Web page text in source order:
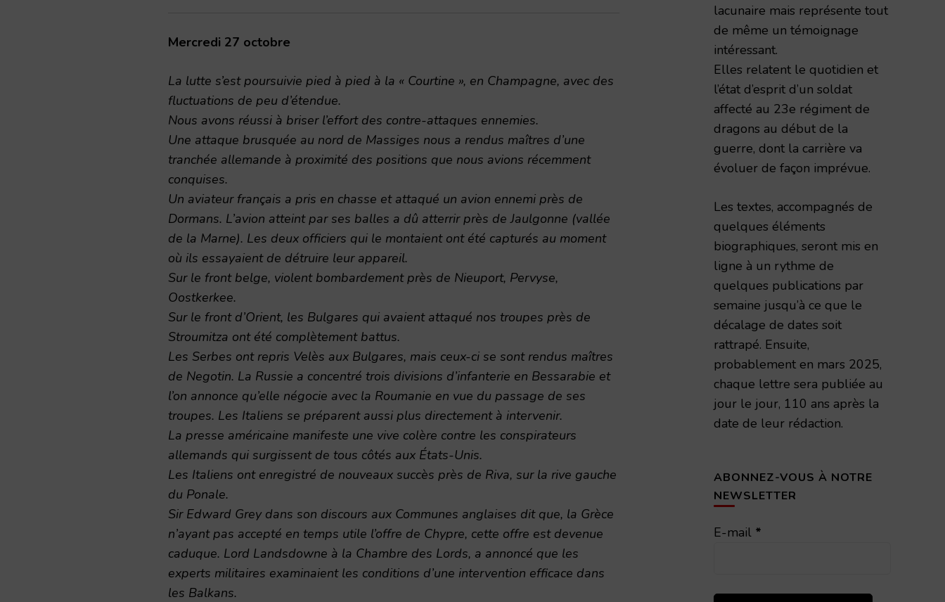
Mercredi 27 octobre
La lutte s’est poursuivie pied à pied à la « Courtine », en Champagne, avec des
fluctuations de peu d’étendue.
Nous avons réussi à briser l’effort des contre-attaques ennemies.
Une attaque brusquée au nord de Massiges nous a rendus maîtres d’une
tranchée allemande à proximité des positions que nous avions récemment
conquises.
Un aviateur français a pris en chasse et attaqué un avion ennemi près de
Dormans. L’avion atteint par ses balles a dû atterrir près de Jaulgonne (vallée
de la Marne). Les deux officiers qui le montaient ont été capturés au moment
où ils essayaient de détruire leur appareil.
Sur le front belge, violent bombardement près de Nieuport, Pervyse,
Oostkerkee.
Sur le front d’Orient, les Bulgares qui avaient attaqué nos troupes près de
Stroumitza ont été complètement battus.
Les Serbes ont repris Velès aux Bulgares, mais ceux-ci se sont rendus maîtres
de Negotin. La Russie a concentré trois divisions d’infanterie en Bessarabie et
l’on annonce qu’elle négocie avec la Roumanie en vue du passage de ses
troupes. Les Italiens se préparent aussi plus directement à intervenir.
La presse américaine manifeste une vive colère contre les conspirateurs
allemands qui surgissent de tous côtés aux États-Unis.
Les Italiens ont enregistré de nouveaux succès près de Riva, sur la rive gauche
du Ponale.
Sir Edward Grey dans son discours aux Communes anglaises dit que, la Grèce
n’ayant pas accepté en temps utile l’offre de Chypre, cette offre est devenue
caduque. Lord Landsdowne à la Chambre des Lords, a annoncé que les
experts militaires examinaient les conditions d’une intervention efficace dans
les Balkans.
lacunaire mais représente tout
de même un témoignage
intéressant.
Elles relatent le quotidien et
l’état d’esprit d’un soldat
affecté au 23e régiment de
dragons au début de la
guerre, dont la carrière va
évoluer de façon imprévue.
Les textes, accompagnés de
quelques éléments
biographiques, seront mis en
ligne à un rythme de
quelques publications par
semaine jusqu’à ce que le
décalage de dates soit
rattrapé. Ensuite,
probablement en mars 2025,
chaque lettre sera publiée au
jour le jour, 110 ans après la
date de leur rédaction.
ABONNEZ-VOUS À NOTRE
NEWSLETTER
E-mail *